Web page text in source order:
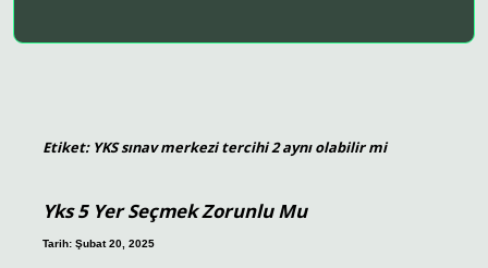
Etiket: YKS sınav merkezi tercihi 2 aynı olabilir mi
Yks 5 Yer Seçmek Zorunlu Mu
Tarih: Şubat 20, 2025